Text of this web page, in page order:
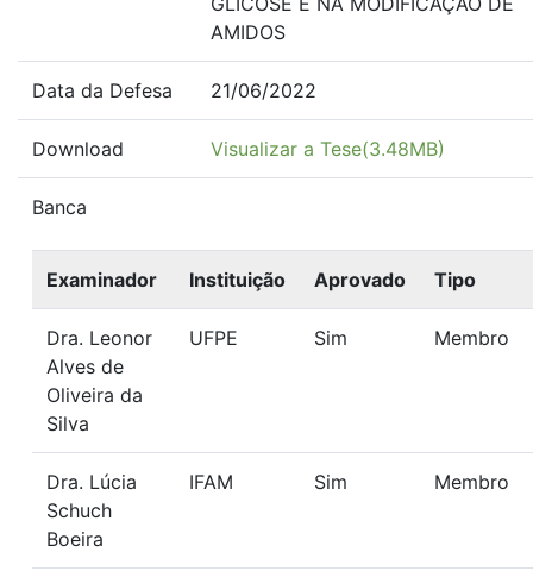
AMIDOS
Data da Defesa 21/06/2022
Download Visualizar a Tese(3.48MB)
Banca
Examinador Instituição Aprovado Tipo
Dra. Leonor
Alves de
Oliveira da
Silva
UFPE Sim Membro
Dra. Lúcia
Schuch
Boeira
IFAM Sim Membro